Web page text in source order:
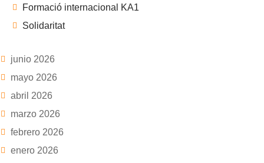
Formació internacional KA1
Solidaritat
junio 2026
mayo 2026
abril 2026
marzo 2026
febrero 2026
enero 2026